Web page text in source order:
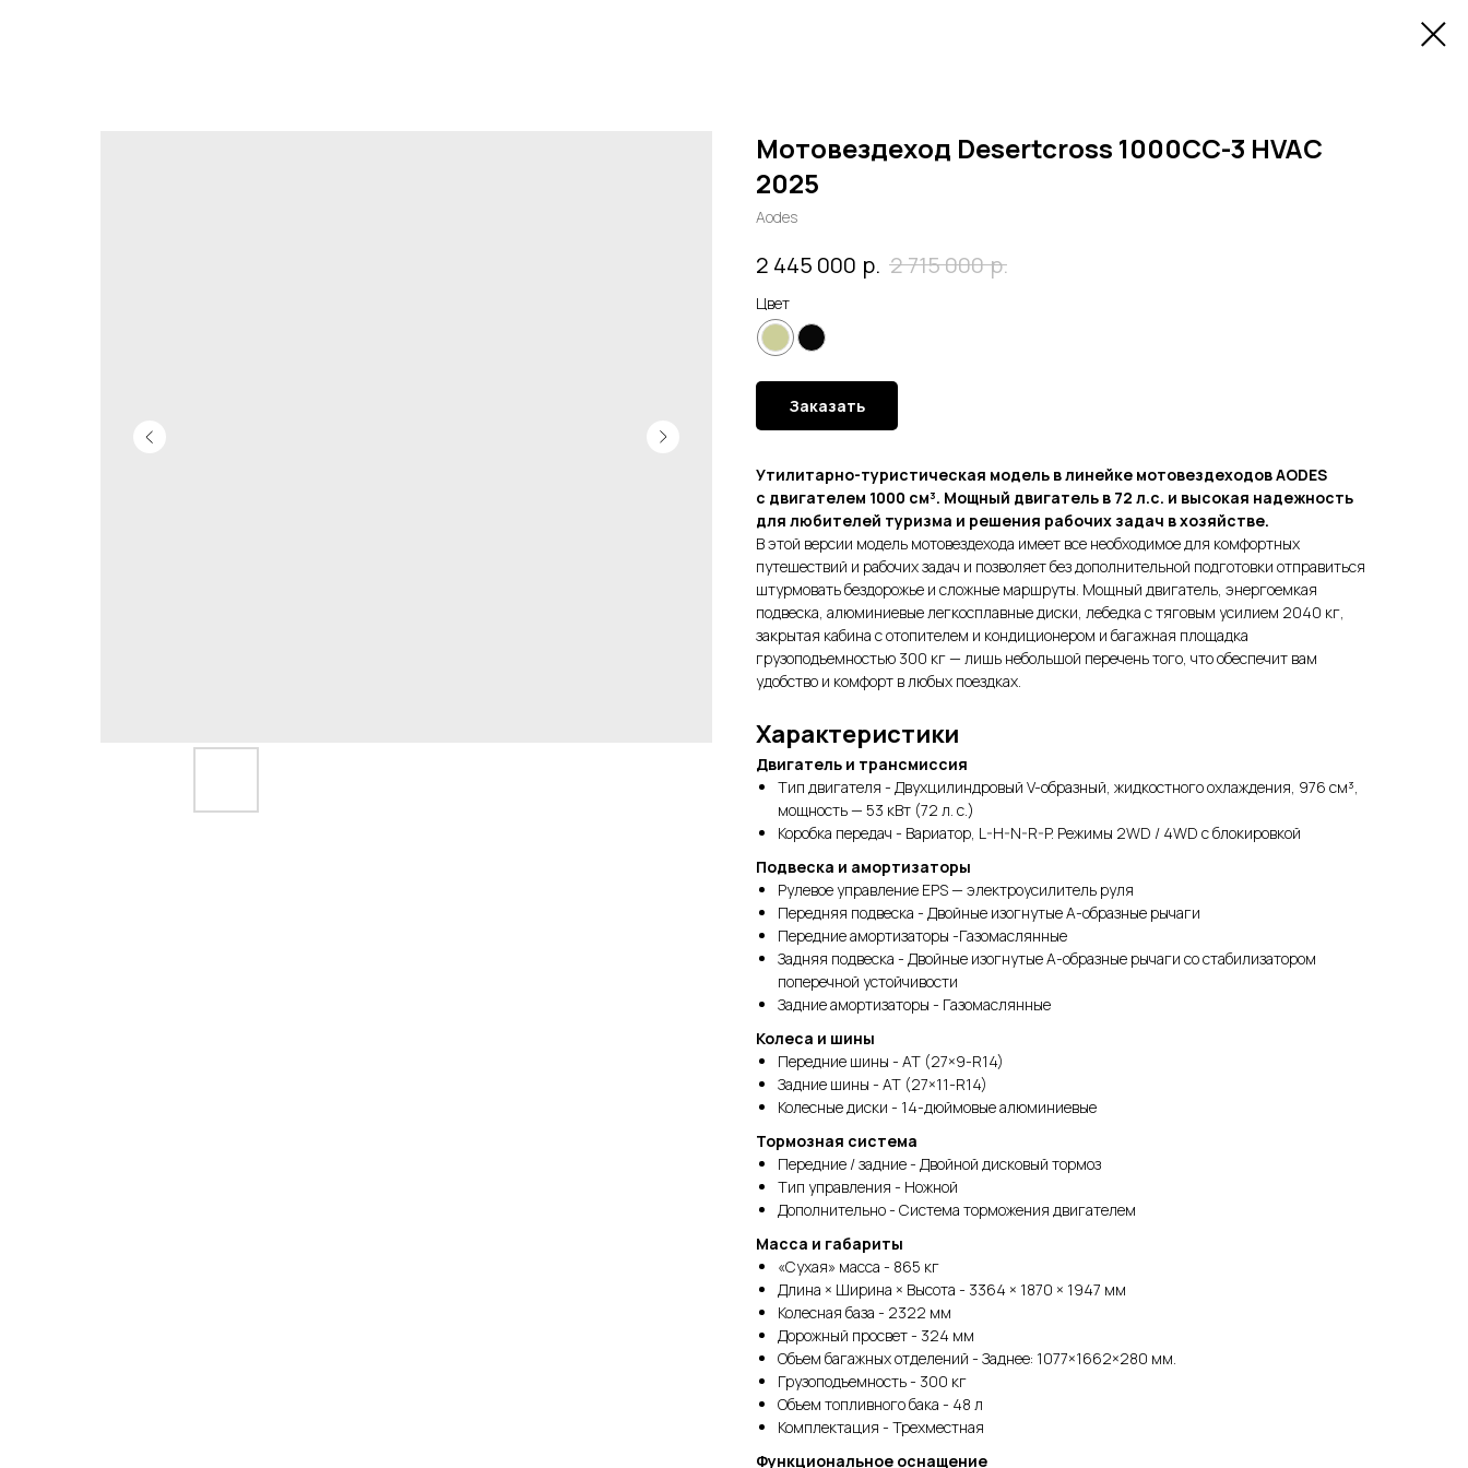
Мотовездеход Desertcross 1000CC-3 HVAC
2025
Aodes
2 445 000 р. 2 715 000 р.
Цвет
Заказать
Утилитарно-туристическая модель в линейке мотовездеходов AODES
с двигателем 1000 см³. Мощный двигатель в 72 л.с. и высокая надежность
для любителей туризма и решения рабочих задач в хозяйстве.
В этой версии модель мотовездехода имеет все необходимое для комфортных
путешествий и рабочих задач и позволяет без дополнительной подготовки отправиться
штурмовать бездорожье и сложные маршруты. Мощный двигатель, энергоемкая
подвеска, алюминиевые легкосплавные диски, лебедка с тяговым усилием 2040 кг,
закрытая кабина с отопителем и кондиционером и багажная площадка
грузоподъемностью 300 кг — лишь небольшой перечень того, что обеспечит вам
удобство и комфорт в любых поездках.
Характеристики
Двигатель и трансмиссия
Тип двигателя - Двухцилиндровый V-образный, жидкостного охлаждения, 976 см³,
мощность — 53 кВт (72 л. с.)
Коробка передач - Вариатор, L-H-N-R-P. Режимы 2WD / 4WD с блокировкой
Подвеска и амортизаторы
Рулевое управление EPS — электроусилитель руля
Передняя подвеска - Двойные изогнутые А-образные рычаги
Передние амортизаторы -Газомаслянные
Задняя подвеска - Двойные изогнутые А-образные рычаги со стабилизатором
поперечной устойчивости
Задние амортизаторы - Газомаслянные
Колеса и шины
Передние шины - AT (27×9-R14)
Задние шины - AT (27×11-R14)
Колесные диски - 14-дюймовые алюминиевые
Тормозная система
Передние / задние - Двойной дисковый тормоз
Тип управления - Ножной
Дополнительно - Система торможения двигателем
Масса и габариты
«Сухая» масса - 865 кг
Длина × Ширина × Высота - 3364 × 1870 × 1947 мм
Колесная база - 2322 мм
Дорожный просвет - 324 мм
Объем багажных отделений - Заднее: 1077×1662×280 мм.
Грузоподъемность - 300 кг
Объем топливного бака - 48 л
Комплектация - Трехместная
Функциональное оснащение